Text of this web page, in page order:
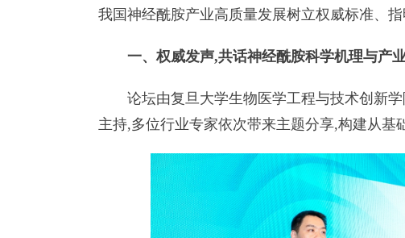
我国神经酰胺产业高质量发展树立权威标准、指
一、权威发声,共话神经酰胺科学机理与产
论坛由复旦大学生物医学工程与技术创新学
主持,多位行业专家依次带来主题分享,构建从基